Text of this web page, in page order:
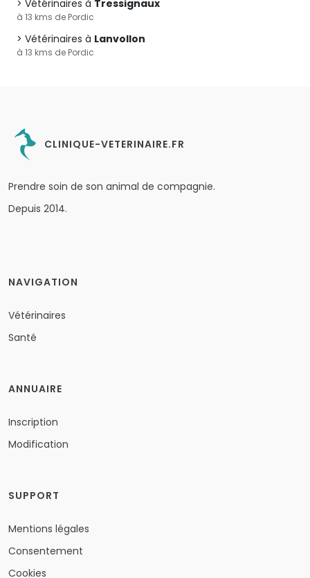
Vétérinaires à Tressignaux
à 13 kms de Pordic
Vétérinaires à Lanvollon
à 13 kms de Pordic
CLINIQUE-VETERINAIRE.FR
Prendre soin de son animal de compagnie.
Depuis 2014.
NAVIGATION
Vétérinaires
Santé
ANNUAIRE
Inscription
Modification
SUPPORT
Mentions légales
Consentement
Cookies